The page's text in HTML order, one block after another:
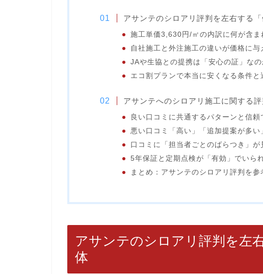
アサンテのシロアリ評判を左右する
施工単価3,630円/㎡の内訳に何が含ま
自社施工と外注施工の違いが価格に与
JAや生協との提携は「安心の証」な
エコ割プランで本当に安くなる条件と
アサンテへのシロアリ施工に関する
良い口コミに共通するパターンと信頼
悪い口コミ「高い」「追加提案が多い
口コミに「担当者ごとのばらつき」が
5年保証と定期点検が「有効」でいら
まとめ：アサンテのシロアリ評判を
アサンテのシロアリ評判を左
体